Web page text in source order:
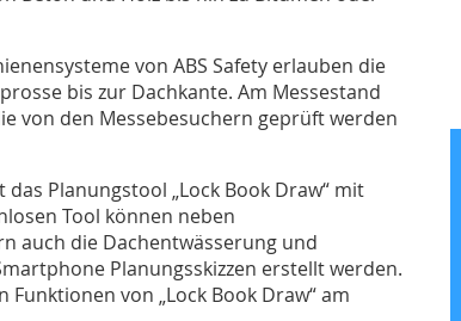
von ABS Safety erlauben die
bis zur Dachkante. Am Messestand
von den Messebesuchern geprüft werden
Planungstool „Lock Book Draw“ mit
Tool können neben
auch die Dachentwässerung und
Planungsskizzen erstellt werden.
von „Lock Book Draw“ am